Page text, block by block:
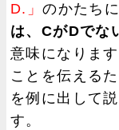
D.」のかたち
は、CがDでな
意味になりま
ことを伝える
を例に出して
す。